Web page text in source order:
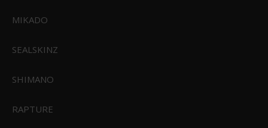
MIKADO
SEALSKINZ
SHIMANO
RAPTURE